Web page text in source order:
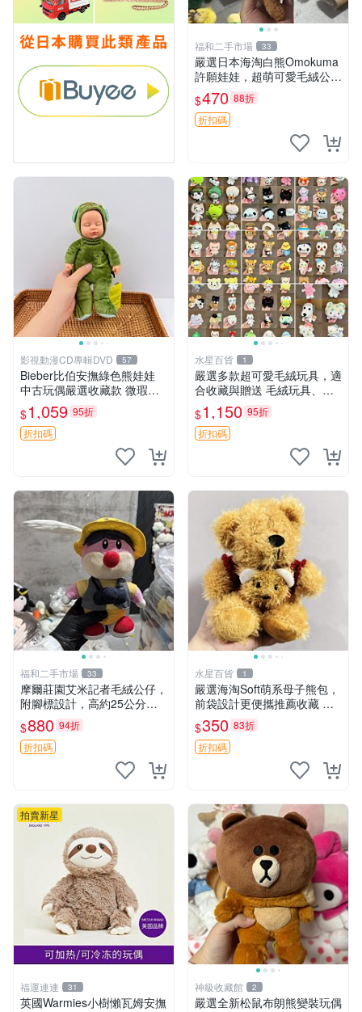
福和二手市場 33
嚴選日本海淘白熊Omokuma
許願娃娃，超萌可愛毛絨公仔
推薦收藏 白熊 Omokuma 毛
絨玩具 偽裝娃娃 玩具擺飾
$470 88折
折扣碼
影視動漫CD專輯DVD 57
Bieber比伯安撫綠色熊娃娃
中古玩偶嚴選收藏款 微瑕輕
度使用 Bieber綠熊娃娃 中古
玩偶 微瑕
$1,059 95折
折扣碼
水星百貨 1
嚴選多款超可愛毛絨玩具，適
合收藏與贈送 毛絨玩具、抱
枕、公仔
$1,150 95折
折扣碼
福和二手市場 33
摩爾莊園艾米記者毛絨公仔，
附腳標設計，高約25公分，
全新未拆封，限量珍藏。艾米
記者 毛絨公仔 超萌玩偶
$880 94折
折扣碼
水星百貨 1
嚴選海淘Soft萌系母子熊包，
前袋設計更便攜推薦收藏 母
子熊 軟綿綿 包包
$350 83折
折扣碼
拍賣新星
福運連連 31
英國Warmies小樹懶瓦姆安撫
神級收藏館 2
嚴選全新松鼠布朗熊變裝玩偶